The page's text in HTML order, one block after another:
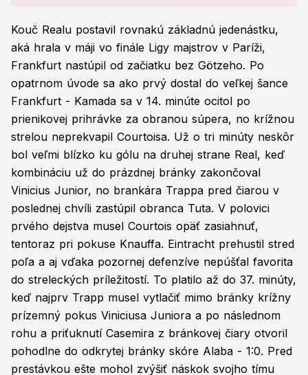
Kouč Realu postavil rovnakú základnú jedenástku,
aká hrala v máji vo finále Ligy majstrov v Paríži,
Frankfurt nastúpil od začiatku bez Götzeho. Po
opatrnom úvode sa ako prvý dostal do veľkej šance
Frankfurt - Kamada sa v 14. minúte ocitol po
prienikovej prihrávke za obranou súpera, no krížnou
strelou neprekvapil Courtoisa. Už o tri minúty neskôr
bol veľmi blízko ku gólu na druhej strane Real, keď
kombináciu už do prázdnej bránky zakončoval
Vinicius Junior, no brankára Trappa pred čiarou v
poslednej chvíli zastúpil obranca Tuta. V polovici
prvého dejstva musel Courtois opäť zasiahnuť,
tentoraz pri pokuse Knauffa. Eintracht prehustil stred
poľa a aj vďaka pozornej defenzíve nepúšťal favorita
do streleckých príležitostí. To platilo až do 37. minúty,
keď najprv Trapp musel vytlačiť mimo bránky krížny
prízemný pokus Viniciusa Juniora a po následnom
rohu a priťuknutí Casemira z bránkovej čiary otvoril
pohodlne do odkrytej bránky skóre Alaba - 1:0. Pred
prestávkou ešte mohol zvýšiť náskok svojho tímu